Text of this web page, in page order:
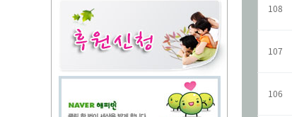
108
107
106